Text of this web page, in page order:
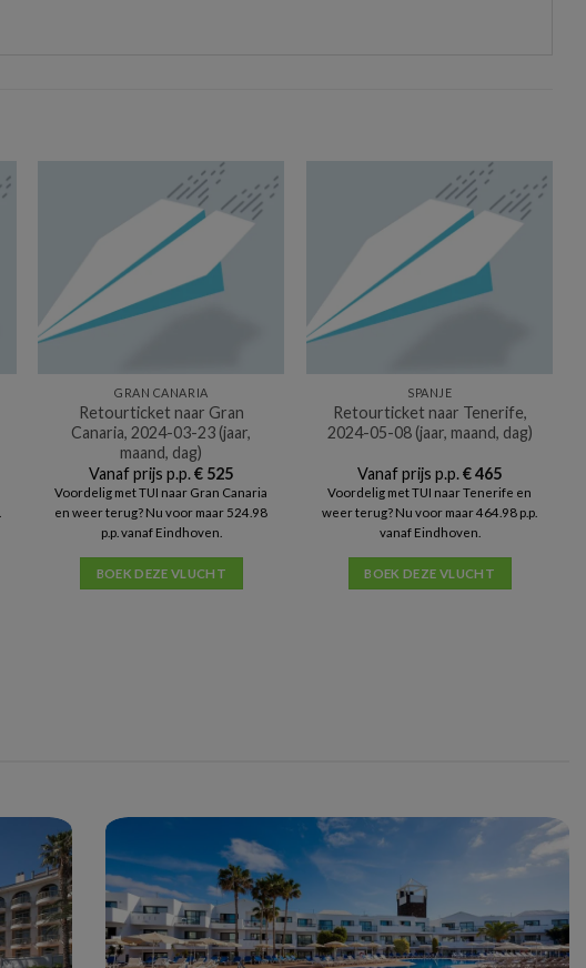
GRAN CANARIA
Retourticket naar Gran
Canaria, 2024-03-23 (jaar,
maand, dag)
Vanaf prijs p.p.€ 525
Voordelig met TUI naar Gran Canaria
en weer terug? Nu voor maar 524.98
p.p. vanaf Eindhoven.
BOEK DEZE VLUCHT
SPANJE
Retourticket naar Tenerife,
2024-05-08 (jaar, maand, dag)
Vanaf prijs p.p.€465
Voordelig met TUI naar Tenerife en
weer terug? Nu voor maar 464.98 p.p.
vanaf Eindhoven.
BOEK DEZE VLUCHT